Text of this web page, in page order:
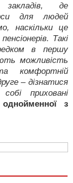
закладів, де
для людей
наскільки це
Такі
в першу
можливість
комфортній
– дізнатися
приховані
з